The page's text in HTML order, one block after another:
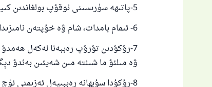
5-پاتىھە سۈرىسىنى ئوقۇپ بولغاندىن كىيىن يەنە بىر سۈرە ئوقۇش.
6- ئىمام بامدات، شام ۋە خۇپتەن نامىزىدا قىرائەتنى ئاشكارا قىلىش.
7-رۇكۇدىن تۇرۇپ رەببەنا لەكەل
ۋە مىلئۇ ما شىئتە مىن شەيئىن بەئدۇ
8-رۇكۇدا سۇبھانە رەببىيەل ئەزىمنى ئۈچ قىتىم ياكى بەش قېتىم ياكى ئۇنىڭدىن كۆپرەك دېيىش.